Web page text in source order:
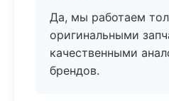
Да, мы работаем
оригинальными
качественными
брендов.